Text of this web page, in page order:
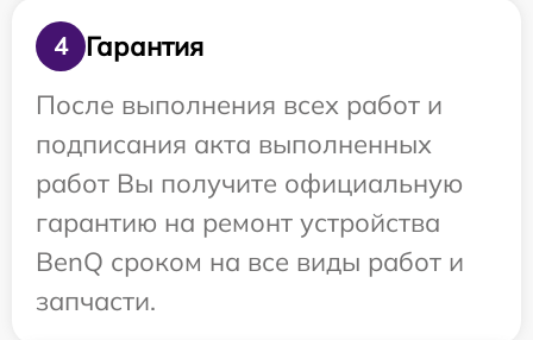
4
Гарантия
После выполнения всех работ и
подписания акта выполненных
работ Вы получите официальную
гарантию на ремонт устройства
BenQ сроком на все виды работ и
запчасти.